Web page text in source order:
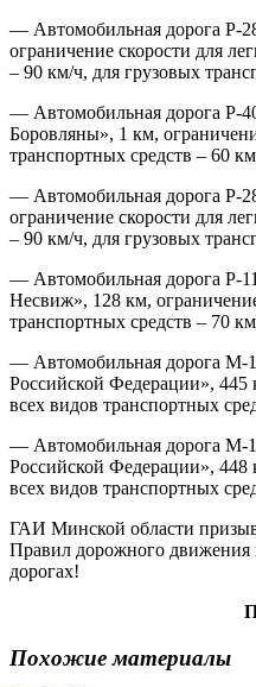
— Автомобильная дорога Р-
ограничение скорости для
– 90 км/ч, для грузовых
— Автомобильная дорога Р-
Боровляны», 1 км,
транспортных средств – 60
— Автомобильная дорога Р-
ограничение скорости для
– 90 км/ч, для грузовых
— Автомобильная дорога Р-
Несвиж», 128 км,
транспортных средств – 70
— Автомобильная дорога М-
Российской Федерации», 445
всех видов транспортных
— Автомобильная дорога М-
Российской Федерации», 448
всех видов транспортных
ГАИ Минской области
Правил дорожного
дорогах!
Похожие материалы